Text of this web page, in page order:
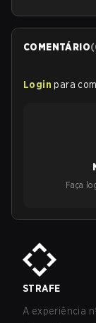
COMENTÁRIO(
Login para
Faça
STRAFE
A experiência